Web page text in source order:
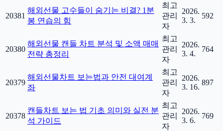
20381
해외선물 고수들이 숨기는 비결? 1분
봉 연습의 힘
최고
관리
자
2026.
3. 3.
592
20380
해외선물 캔들 차트 분석 및 소액 매매
전략 총정리
최고
관리
자
2026.
3. 4.
764
20379
해외선물차트 보는법과 안전 대여계
좌
최고
관리
자
2026.
3. 16.
897
20378
캔들차트 보는 법 기초 의미와 실전 분
석 가이드
최고
관리
자
2026.
3. 6.
769